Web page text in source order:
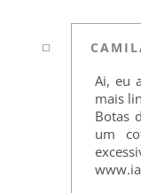
Ai, eu
mais
Botas
um